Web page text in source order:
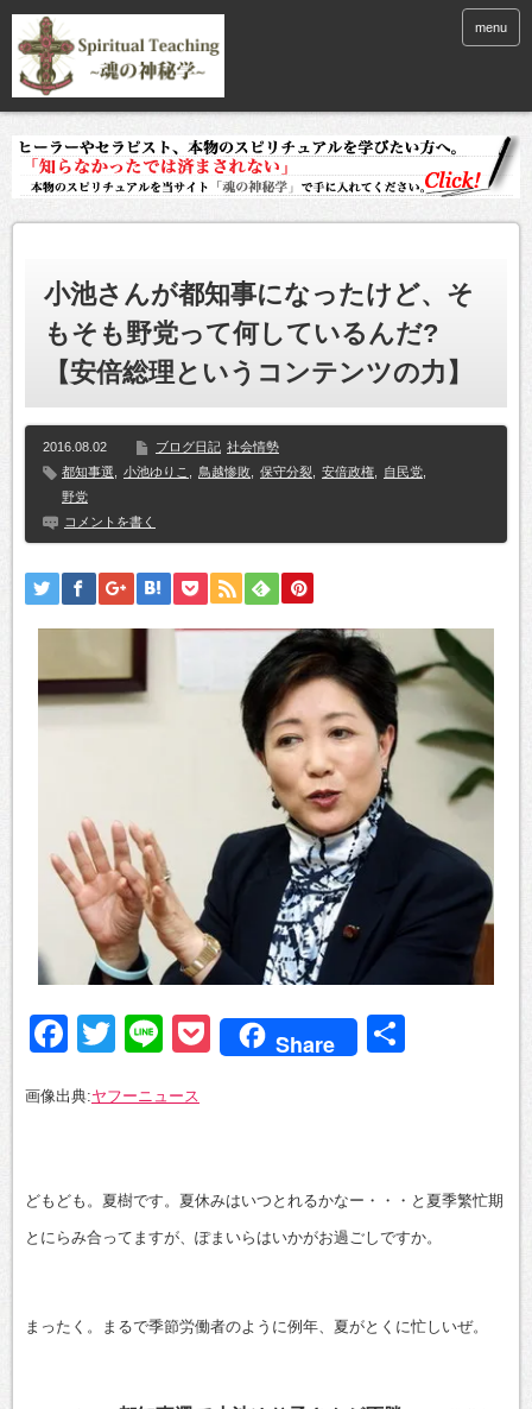
menu
小池さんが都知事になったけど、そ
もそも野党って何しているんだ?
【安倍総理というコンテンツの力】
2016.08.02 ブログ日記 社会情勢
都知事選
小池ゆりこ 鳥越惨敗 保守分裂 安倍政権 自民党
野党
コメントを書く
Facebook
Twitter
LinePocket
Share
画像出典:ヤフーニュース
どもども。夏樹です。夏休みはいつとれるかなー・・・と夏季繁忙期
とにらみ合ってますが、ぽまいらはいかがお過ごしですか。
まったく。まるで季節労働者のように例年、夏がとくに忙しいぜ。